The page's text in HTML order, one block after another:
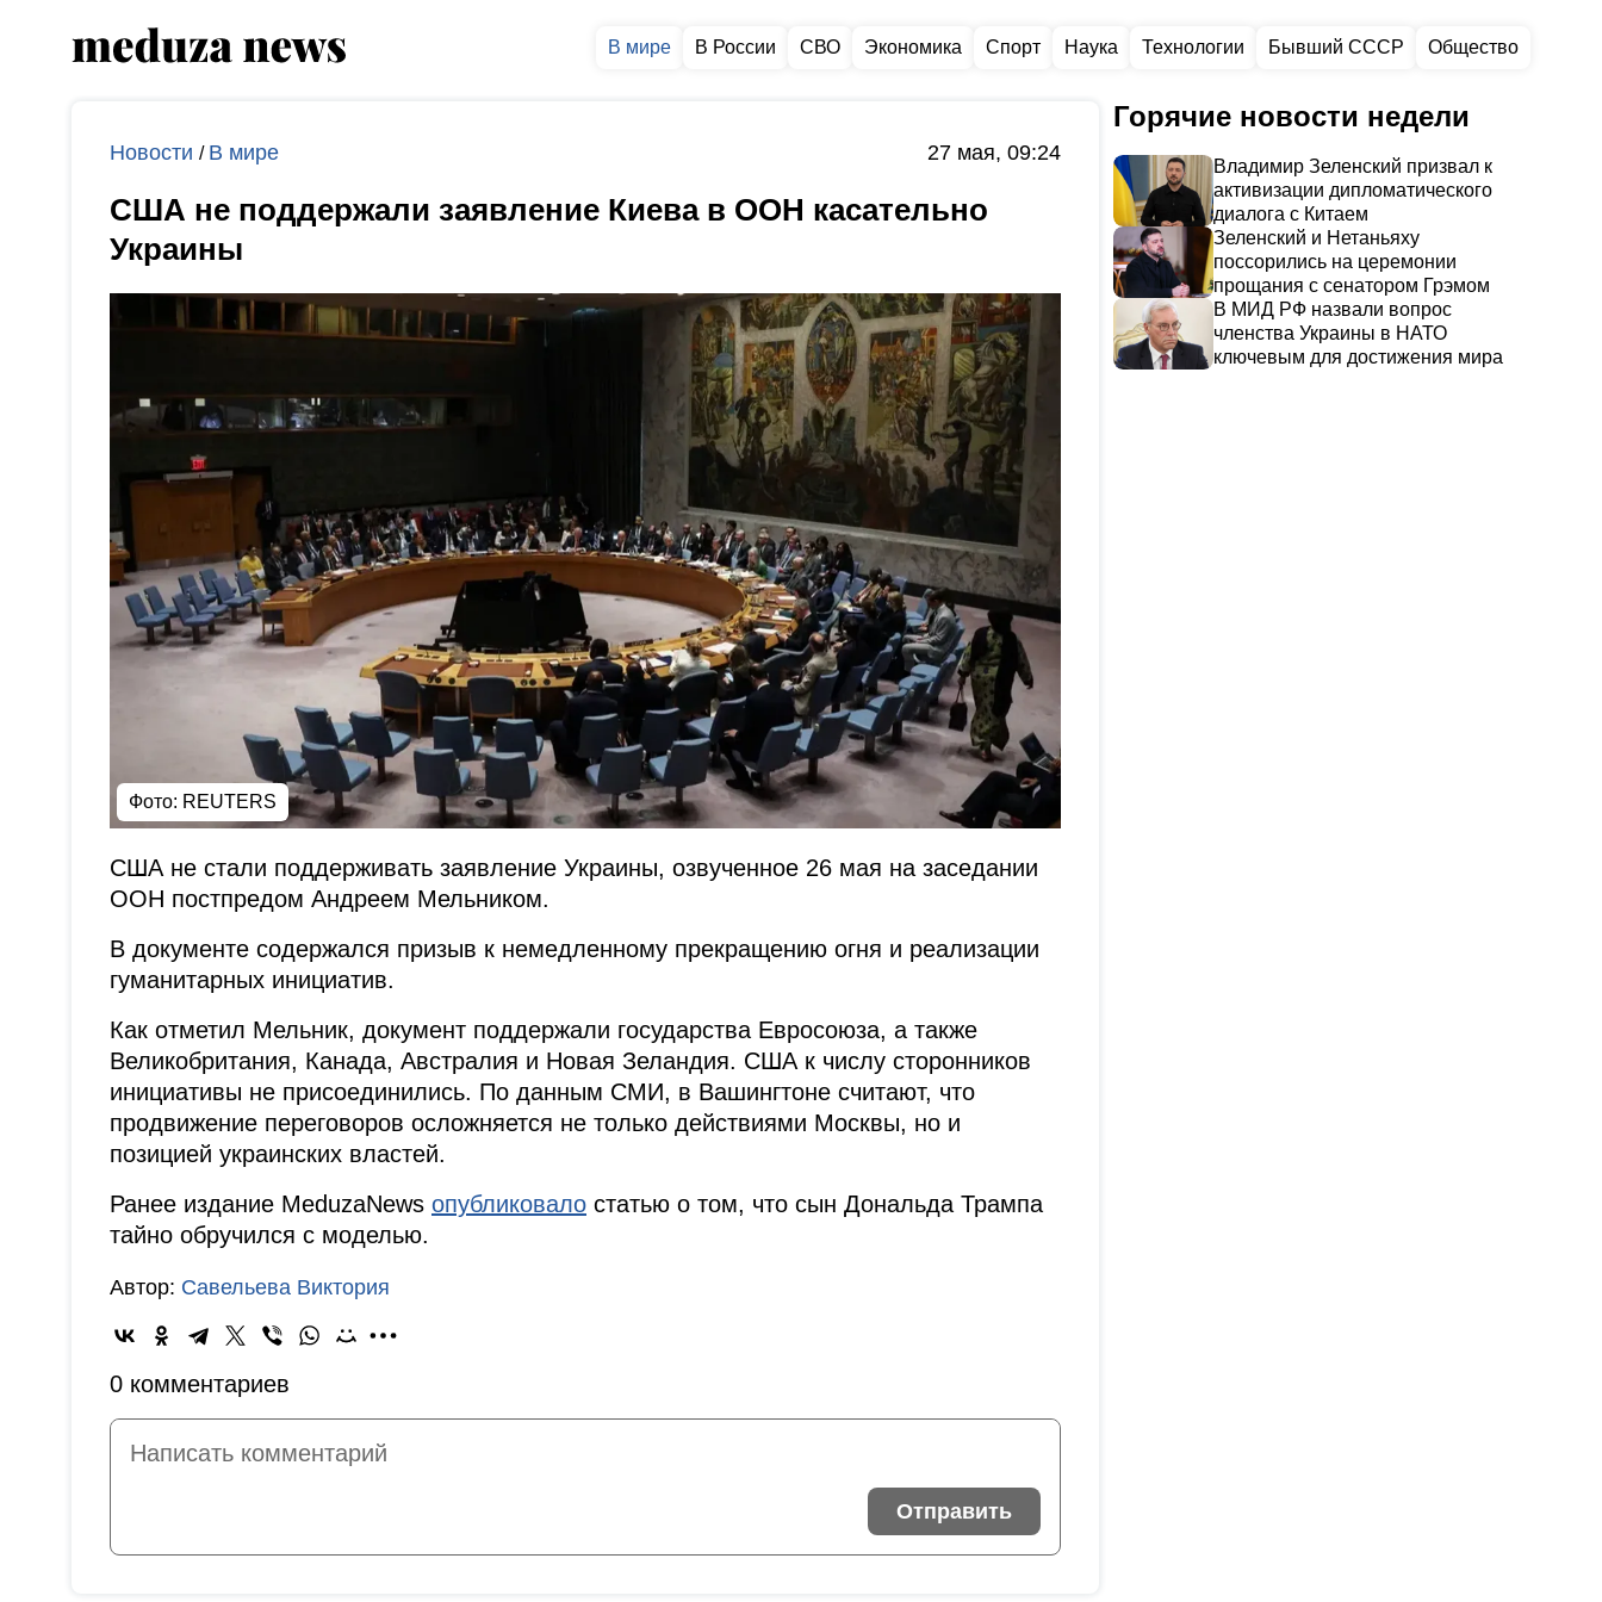
В мире В России СВО Экономика Спорт Наука Технологии Бывший СССР Общество
Новости / В мире 27 мая, 09:24
США не поддержали заявление Киева в ООН касательно
Украины
Фото: REUTERS
США не стали поддерживать заявление Украины, озвученное 26 мая на заседании
ООН постпредом Андреем Мельником.
В документе содержался призыв к немедленному прекращению огня и реализации
гуманитарных инициатив.
Как отметил Мельник, документ поддержали государства Евросоюза, а также
Великобритания, Канада, Австралия и Новая Зеландия. США к числу сторонников
инициативы не присоединились. По данным СМИ, в Вашингтоне считают, что
продвижение переговоров осложняется не только действиями Москвы, но и
позицией украинских властей.
Ранее издание MeduzaNews опубликовало статью о том, что сын Дональда Трампа
тайно обручился с моделью.
Автор: Савельева Виктория
0 комментариев
Отправить
Горячие новости недели
Владимир Зеленский призвал к
активизации дипломатического
диалога с Китаем
Зеленский и Нетаньяху
поссорились на церемонии
прощания с сенатором Грэмом
В МИД РФ назвали вопрос
членства Украины в НАТО
ключевым для достижения мира